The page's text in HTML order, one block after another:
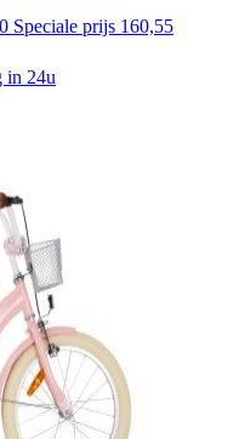
Speciale prijs 160,55
in 24u